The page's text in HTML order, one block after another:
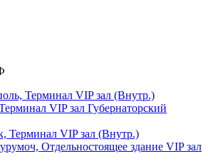
Терминал VIP зал (Внутр.)
VIP зал Губернаторский
Терминал VIP зал (Внутр.)
Отдельностоящее здание VIP зал